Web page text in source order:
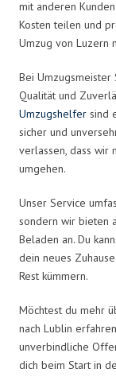
mit anderen
Kosten teilen und
Umzug von Luzern
Bei
Qualität und
Umzugshelfer sind
sicher und
verlassen, dass wir
umgehen.
Unser Service
sondern wir bieten
Beladen an. Du
dein neues
Rest kümmern.
Möchtest du mehr
nach Lublin
unverbindliche
dich beim Start in